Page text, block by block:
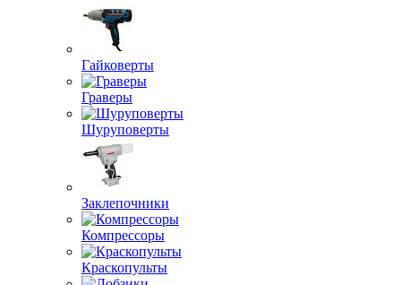
Гайковерты
Граверы
Шуруповерты
Заклепочники
Компрессоры
Краскопульты